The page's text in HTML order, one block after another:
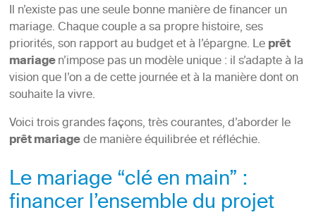
Il n’existe pas une seule bonne manière de financer un
mariage. Chaque couple a sa propre histoire, ses
priorités, son rapport au budget et à l’épargne. Leprêt
mariagen’impose pas un modèle unique : il s’adapte à la
vision que l’on a de cette journée et à la manière dont on
souhaite la vivre.
Voici trois grandes façons, très courantes, d’aborder le
prêt mariagede manière équilibrée et réfléchie.
Le mariage “clé en main” :
financer l’ensemble du projet